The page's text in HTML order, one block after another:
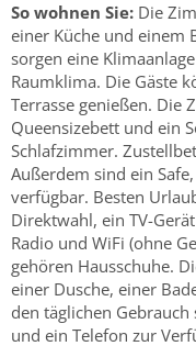
So wohnen Sie: Die
einer Küche und einem
sorgen eine
Raumklima. Die Gäste
Terrasse genießen. Die
Queensizebett und ein
Schlafzimmer.
Außerdem sind ein
verfügbar. Besten
Direktwahl, ein TV-
Radio und WiFi (ohne
gehören Hausschuhe.
einer Dusche, einer
den täglichen
und ein Telefon zur